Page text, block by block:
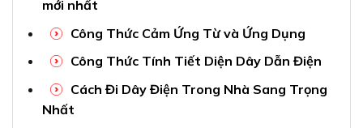
mới nhất
Công Thức Cảm Ứng Từ và Ứng Dụng
Công Thức Tính Tiết Diện Dây Dẫn Điện
Cách Đi Dây Điện Trong Nhà Sang Trọng
Nhất